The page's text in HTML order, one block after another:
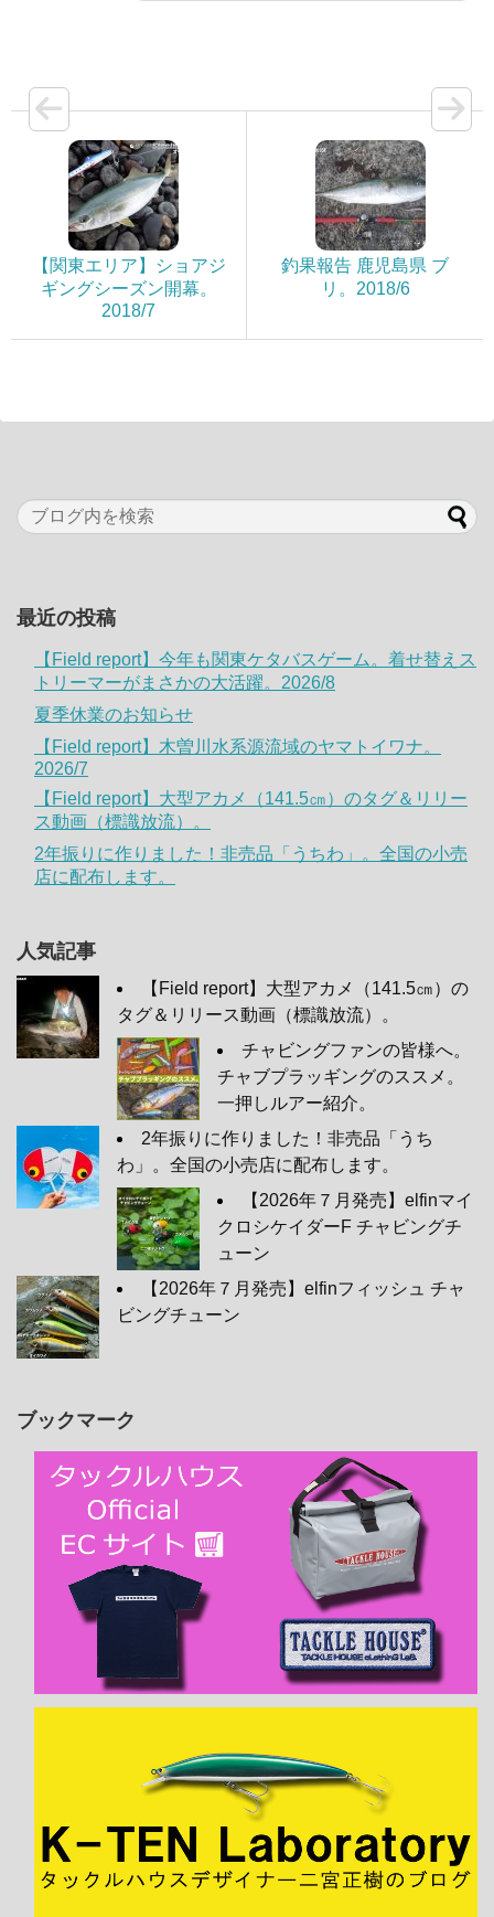
【関東エリア】ショアジ
ギングシーズン開幕。
2018/7
釣果報告 鹿児島県 ブ
リ。2018/6
最近の投稿
【Field report】今年も関東ケタバスゲーム。着せ替えス
トリーマーがまさかの大活躍。2026/8
夏季休業のお知らせ
【Field report】木曽川水系源流域のヤマトイワナ。
2026/7
【Field report】大型アカメ（141.5㎝）のタグ＆リリー
ス動画（標識放流）。
2年振りに作りました！非売品「うちわ」。全国の小売
店に配布します。
人気記事
【Field report】大型アカメ（141.5㎝）の
タグ＆リリース動画（標識放流）。
チャビングファンの皆様へ。
チャブプラッギングのススメ。
一押しルアー紹介。
2年振りに作りました！非売品「うち
わ」。全国の小売店に配布します。
【2026年７月発売】elfinマイ
クロシケイダーF チャビングチ
ューン
【2026年７月発売】elfinフィッシュ チャ
ビングチューン
ブックマーク